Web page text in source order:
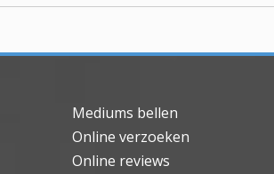
Mediums bellen
Online verzoeken
Online reviews